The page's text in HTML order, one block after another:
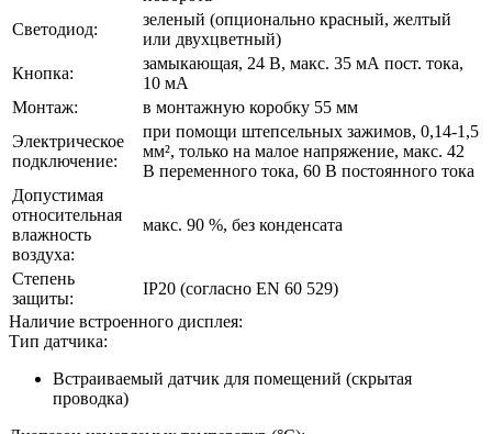
Светодиод:
зеленый (опционально красный, желтый
или двухцветный)
Кнопка:
замыкающая, 24 B, макс. 35 мА пост. тока,
10 мА
Монтаж:
в монтажную коробку 55 мм
Электрическое
подключение:
при помощи штепсельных зажимов, 0,14-1,5
мм², только на малое напряжение, макс. 42
B переменного тока, 60 B постоянного тока
Допустимая
относительная
влажность
воздуха:
макс. 90 %, без конденсата
Степень
защиты:
IP20 (согласно EN 60 529)
Наличие встроенного дисплея:
Тип датчика:
Встраиваемый датчик для помещений (скрытая
проводка)